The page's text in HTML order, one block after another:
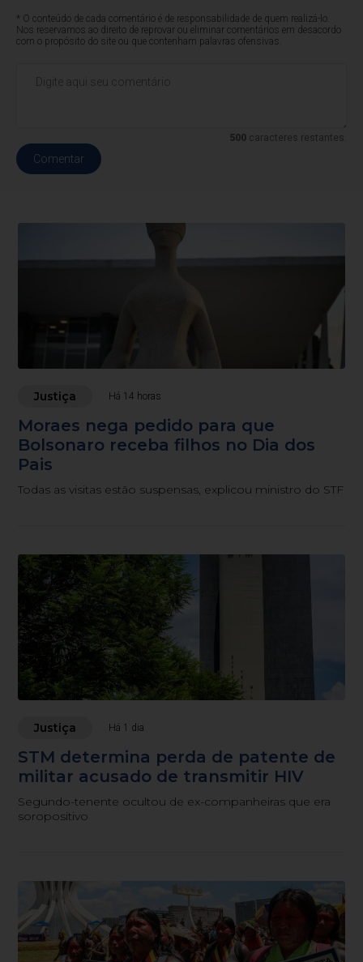
* O conteúdo de cada comentário é de responsabilidade de quem realizá-lo.
Nos reservamos ao direito de reprovar ou eliminar comentários em desacordo
com o propósito do site ou que contenham palavras ofensivas.
500caracteres restantes.
Comentar
Justiça Há 14 horas
Moraes nega pedido para que
Bolsonaro receba filhos no Dia dos
Pais
Todas as visitas estão suspensas, explicou ministro do STF
Justiça Há 1 dia
STM determina perda de patente de
militar acusado de transmitir HIV
Segundo-tenente ocultou de ex-companheiras que era
soropositivo